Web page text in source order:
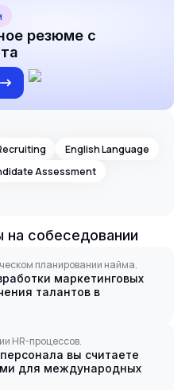
резюме с
English Language
Assessment
собеседовании
планировании найма.
маркетинговых
талантов в
HR-процессов.
вы считаете
для международных